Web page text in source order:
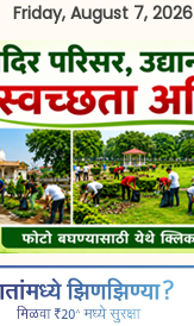
Friday, August 7, 2026